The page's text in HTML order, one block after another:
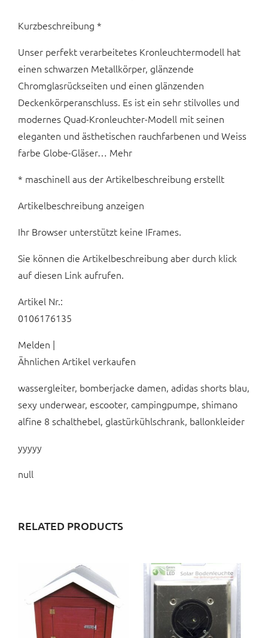
Kurzbeschreibung *
Unser perfekt verarbeitetes Kronleuchtermodell hat
einen schwarzen Metallkörper, glänzende
Chromglasrückseiten und einen glänzenden
Deckenkörperanschluss. Es ist ein sehr stilvolles und
modernes Quad-Kronleuchter-Modell mit seinen
eleganten und ästhetischen rauchfarbenen und Weiss
farbe Globe-Gläser… Mehr
* maschinell aus der Artikelbeschreibung erstellt
Artikelbeschreibung anzeigen
Ihr Browser unterstützt keine IFrames.
Sie können die Artikelbeschreibung aber durch klick
auf diesen Link aufrufen.
Artikel Nr.:
0106176135
Melden |
Ähnlichen Artikel verkaufen
wassergleiter, bomberjacke damen, adidas shorts blau,
sexy underwear, escooter, campingpumpe, shimano
alfine 8 schalthebel, glastürkühlschrank, ballonkleider
yyyyy
null
RELATED PRODUCTS